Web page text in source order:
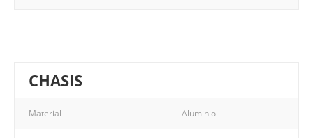
CHASIS
Material Aluminio